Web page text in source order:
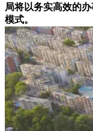
局将以务实高效的
模式。